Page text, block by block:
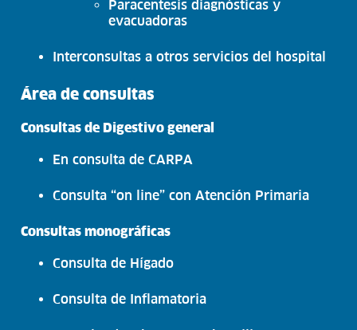
Paracentesis diagnósticas y
evacuadoras
Interconsultas a otros servicios del hospital
Área de consultas
Consultas de Digestivo general
En consulta de CARPA
Consulta “on line” con Atención Primaria
Consultas monográficas
Consulta de Hígado
Consulta de Inflamatoria